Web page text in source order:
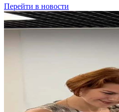
Перейти в новости